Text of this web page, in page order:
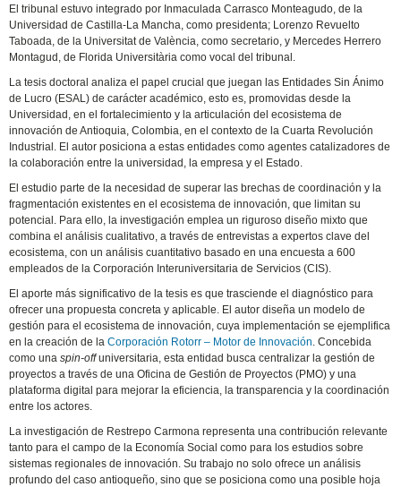
El tribunal estuvo integrado por Inmaculada Carrasco Monteagudo, de la
Universidad de Castilla-La Mancha, como presidenta; Lorenzo Revuelto
Taboada, de la Universitat de València, como secretario, y Mercedes Herrero
Montagud, de Florida Universitària como vocal del tribunal.
La tesis doctoral analiza el papel crucial que juegan las Entidades Sin Ánimo
de Lucro (ESAL) de carácter académico, esto es, promovidas desde la
Universidad, en el fortalecimiento y la articulación del ecosistema de
innovación de Antioquia, Colombia, en el contexto de la Cuarta Revolución
Industrial. El autor posiciona a estas entidades como agentes catalizadores de
la colaboración entre la universidad, la empresa y el Estado.
El estudio parte de la necesidad de superar las brechas de coordinación y la
fragmentación existentes en el ecosistema de innovación, que limitan su
potencial. Para ello, la investigación emplea un riguroso diseño mixto que
combina el análisis cualitativo, a través de entrevistas a expertos clave del
ecosistema, con un análisis cuantitativo basado en una encuesta a 600
empleados de la Corporación Interuniversitaria de Servicios (CIS).
El aporte más significativo de la tesis es que trasciende el diagnóstico para
ofrecer una propuesta concreta y aplicable. El autor diseña un modelo de
gestión para el ecosistema de innovación, cuya implementación se ejemplifica
en la creación de laCorporación Rotorr – Motor de Innovación. Concebida
como unaspin-offuniversitaria, esta entidad busca centralizar la gestión de
proyectos a través de una Oficina de Gestión de Proyectos (PMO) y una
plataforma digital para mejorar la eficiencia, la transparencia y la coordinación
entre los actores.
La investigación de Restrepo Carmona representa una contribución relevante
tanto para el campo de la Economía Social como para los estudios sobre
sistemas regionales de innovación. Su trabajo no solo ofrece un análisis
profundo del caso antioqueño, sino que se posiciona como una posible hoja